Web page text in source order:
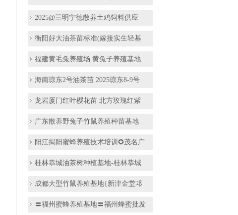
2025@三明宁德散养土鸡饲料供应
衡阳好大油茶苗标准(嫁接实生轻基
福建黄毛兔养殖场 黄兔子养殖基地
海南琼东2号油茶苗 2025琼东8-9号
龙岩厦门红叶樱花苗 北方玫瑰红紫
广东散养野兔子竹鼠养殖种苗基地
阳江揭阳蜜蜂养殖技术培训✪茂名广
桂林恭城油茶树种植基地-桂林恭城
成都大型竹鼠养殖基地{新津金堂邛
〓福州蜜蜂养殖基地〓福州蜂蜜批发